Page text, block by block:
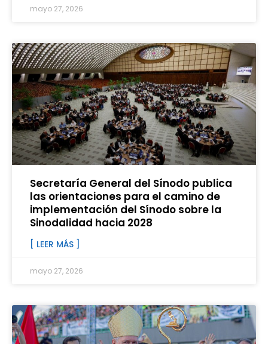
mayo 27, 2026
Secretaría General del Sínodo publica
las orientaciones para el camino de
implementación del Sínodo sobre la
Sinodalidad hacia 2028
[ LEER MÁS ]
mayo 27, 2026